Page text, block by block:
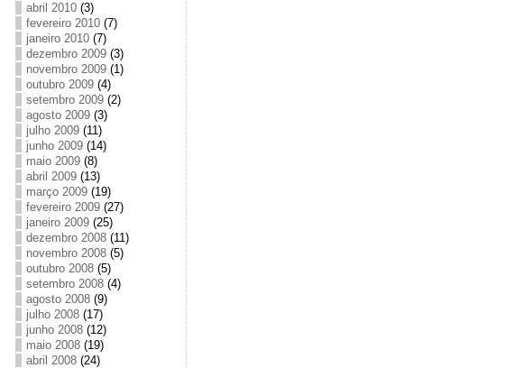
abril 2010(3)
fevereiro 2010(7)
janeiro 2010(7)
dezembro 2009(3)
novembro 2009(1)
outubro 2009(4)
setembro 2009(2)
agosto 2009(3)
julho 2009(11)
junho 2009(14)
maio 2009(8)
abril 2009(13)
março 2009(19)
fevereiro 2009(27)
janeiro 2009(25)
dezembro 2008(11)
novembro 2008(5)
outubro 2008(5)
setembro 2008(4)
agosto 2008(9)
julho 2008(17)
junho 2008(12)
maio 2008(19)
abril 2008(24)